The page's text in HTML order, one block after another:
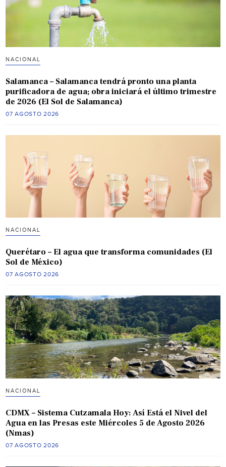
NACIONAL
Salamanca – Salamanca tendrá pronto una planta
purificadora de agua; obra iniciará el último trimestre
de 2026 (El Sol de Salamanca)
07 AGOSTO 2026
NACIONAL
Querétaro – El agua que transforma comunidades (El
Sol de México)
07 AGOSTO 2026
NACIONAL
CDMX – Sistema Cutzamala Hoy: Así Está el Nivel del
Agua en las Presas este Miércoles 5 de Agosto 2026
(Nmas)
07 AGOSTO 2026